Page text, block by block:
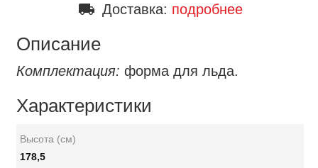
local_shipping Доставка: подробнее
Описание
Комплектация: форма для льда.
Характеристики
Высота (см)
178,5